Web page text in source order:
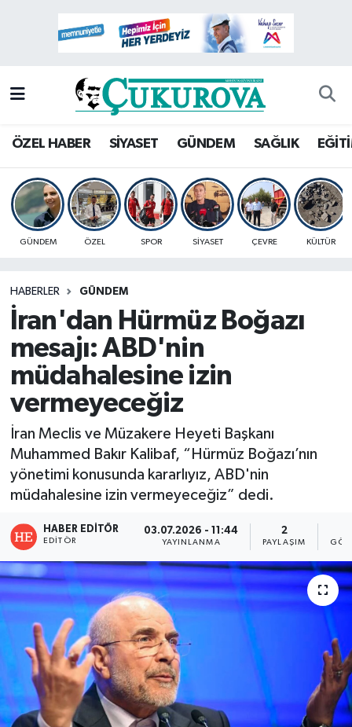
ÖZEL HABER SİYASET GÜNDEM SAĞLIK
GÜNDEM ÖZEL SPOR SİYASET ÇEVRE KÜLTÜR
HABERLER GÜNDEM
İran'dan Hürmüz Boğazı
mesajı: ABD'nin
müdahalesine izin
vermeyeceğiz
İran Meclis ve Müzakere Heyeti Başkanı
Muhammed Bakır Kalibaf, “Hürmüz Boğazı’nın
yönetimi konusunda kararlıyız, ABD'nin
müdahalesine izin vermeyeceğiz” dedi.
HABER EDITÖR
EDITÖR
03.07.2026 - 11:44
YAYINLANMA
2
PAYLAŞIM
Mersin Hava Durumu
Mersin Namaz Vakitleri
Mersin Trafik Yoğunluk Haritası
Süper Lig Puan Durumu ve Fikstür
Haber Arşivi